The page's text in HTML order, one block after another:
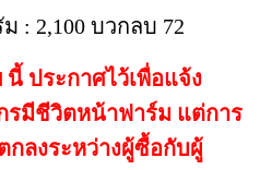
: 2,100 บวกลบ 72
นี้ ประกาศไว้เพื่อแจ้ง
รมีชีวิตหน้าฟาร์ม แต่การ
ลงระหว่างผู้ซื้อกับผู้